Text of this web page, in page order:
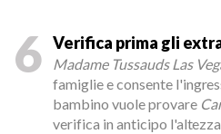
6 Verifica prima gli
Madame Tussauds Las
famiglie e consente
bambino vuole provare
verifica in anticipo